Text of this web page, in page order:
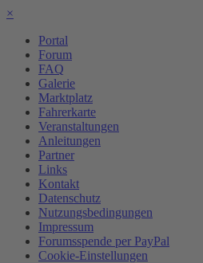
×
Portal
Forum
FAQ
Galerie
Marktplatz
Fahrerkarte
Veranstaltungen
Anleitungen
Partner
Links
Kontakt
Datenschutz
Nutzungsbedingungen
Impressum
Forumsspende per PayPal
Cookie-Einstellungen